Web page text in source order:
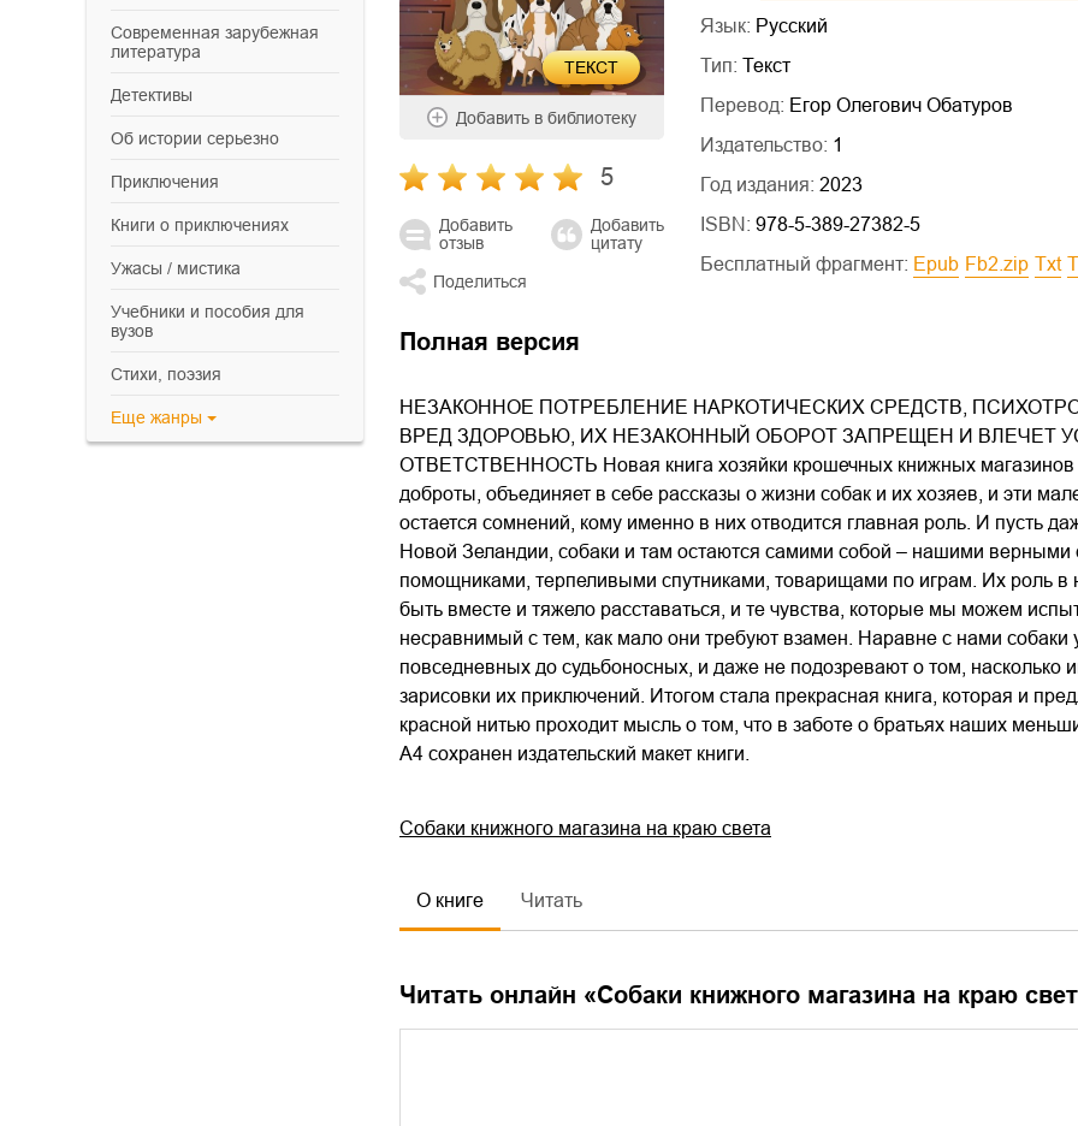
современная зарубежная
литература
детективы
об истории серьезно
приключения
книги о приключениях
ужасы / мистика
учебники и пособия для
вузов
cтихи, поэзия
Еще жанры
ТЕКСТ
Добавить в библиотеку
5
Добавить
отзыв
Добавить
цитату
Поделиться
Язык: Русский
Тип: Текст
Перевод: Егор Олегович Обатуров
Издательство: 1
Год издания: 2023
ISBN: 978-5-389-27382-5
Бесплатный фрагмент:
epub fb2.zip txt
Полная версия
НЕЗАКОННОЕ ПОТРЕБЛЕНИЕ НАРКОТИЧЕСКИХ СРЕДСТВ,
ВРЕД ЗДОРОВЬЮ, ИХ НЕЗАКОННЫЙ ОБОРОТ ЗАПРЕЩЕН И ВЛЕЧЕТ
ОТВЕТСТВЕННОСТЬ Новая книга хозяйки крошечных книжных магазинов
доброты, объединяет в себе рассказы о жизни собак и их хозяев, и эти
остается сомнений, кому именно в них отводится главная роль. И пусть
Новой Зеландии, собаки и там остаются самими собой – нашими
помощниками, терпеливыми спутниками, товарищами по играм. Их роль
быть вместе и тяжело расставаться, и те чувства, которые мы можем
несравнимый с тем, как мало они требуют взамен. Наравне с нами собаки
повседневных до судьбоносных, и даже не подозревают о том, насколько
зарисовки их приключений. Итогом стала прекрасная книга, которая и
красной нитью проходит мысль о том, что в заботе о братьях наших
A4 сохранен издательский макет книги.
Собаки книжного магазина на краю света
О книге Читать
Читать онлайн «Собаки книжного магазина на краю